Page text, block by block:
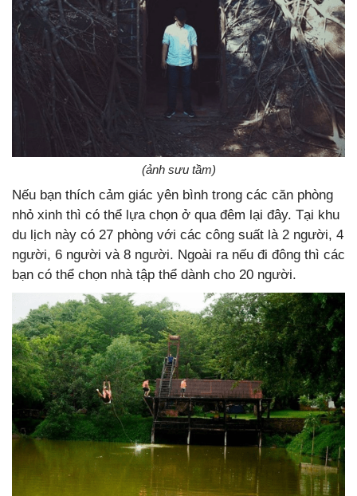
(ảnh sưu tầm)
Nếu bạn thích cảm giác yên bình trong các căn phòng
nhỏ xinh thì có thể lựa chọn ở qua đêm lại đây. Tại khu
du lịch này có 27 phòng với các công suất là 2 người, 4
người, 6 người và 8 người. Ngoài ra nếu đi đông thì các
bạn có thể chọn nhà tập thể dành cho 20 người.